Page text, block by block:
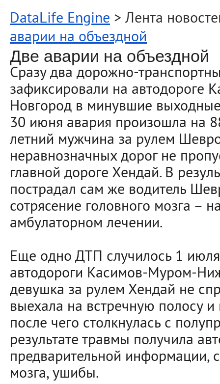
DataLife Engine > Лента
аварии на объездной
Две аварии на объездной
Сразу два дорожно-
зафиксировали на
Новгород в минувшие
30 июня авария произошла на
летний мужчина за рулем
неравнозначных дорог не
главной дороге Хендай. В
пострадал сам же водитель
сотрясение головного мозга –
амбулаторном лечении.
Еще одно ДТП случилось 1
автодороги Касимов-Муром-
девушка за рулем Хендай не
выехала на встречную полосу и
после чего столкнулась с
результате травмы получила
предварительной информации,
мозга, ушибы.